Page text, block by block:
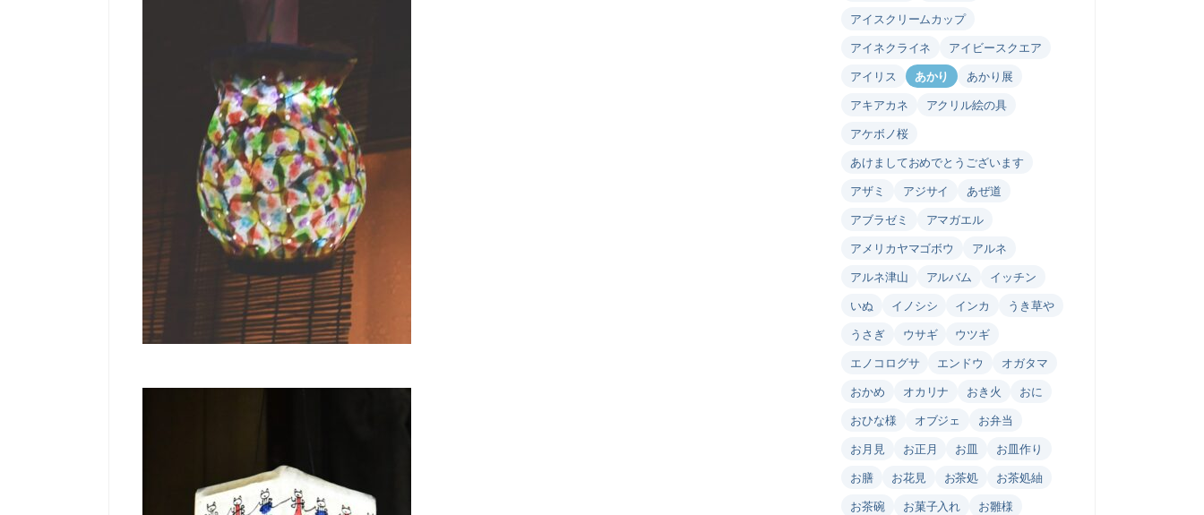
アイスクリームカップ
アイネクライネ
アイビースクエア
アイリス
あかり
あかり展
アキアカネ
アクリル絵の具
アケボノ桜
あけましておめでとうございます
アザミ
アジサイ
あぜ道
アブラゼミ
アマガエル
アメリカヤマゴボウ
アルネ
アルネ津山
アルバム
イッチン
いぬ
イノシシ インカ
うき草や
うさぎ
ウサギ
ウツギ
エノコログサ
エンドウ
オガタマ
おかめ
オカリナ おき火
おに
おひな様
オブジェ
お弁当
お月見
お正月 お皿
お皿作り
お膳
お花見 お茶処
お茶処紬
お茶碗
お菓子入れ
お雛様